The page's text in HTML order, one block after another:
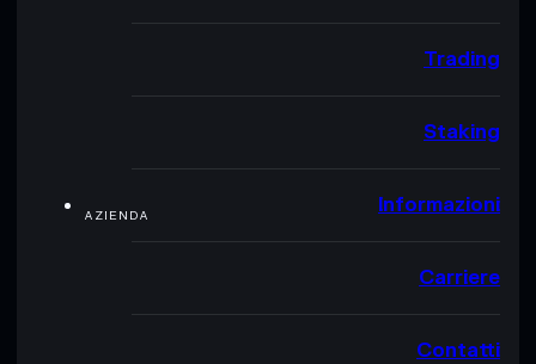
Trading
Staking
AZIENDA Informazioni
Carriere
Contatti